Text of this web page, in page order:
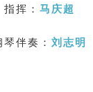
指挥： 马庆超
琴伴奏： 刘志明